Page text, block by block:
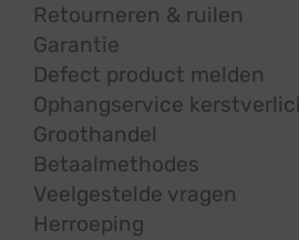
Retourneren & ruilen
Garantie
Defect product melden
Ophangservice
Groothandel
Betaalmethodes
Veelgestelde vragen
Herroeping